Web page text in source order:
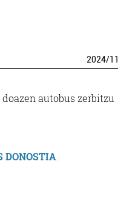
2024/11
autobus zerbitzu
DONOSTIA